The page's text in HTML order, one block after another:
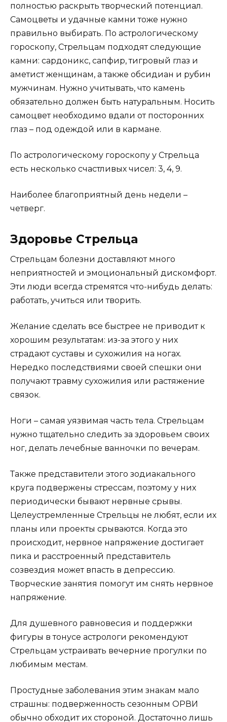
полностью раскрыть творческий потенциал.
Самоцветы и удачные камни тоже нужно
правильно выбирать. По астрологическому
гороскопу, Стрельцам подходят следующие
камни: сардоникс, сапфир, тигровый глаз и
аметист женщинам, а также обсидиан и рубин
мужчинам. Нужно учитывать, что камень
обязательно должен быть натуральным. Носить
самоцвет необходимо вдали от посторонних
глаз – под одеждой или в кармане.
По астрологическому гороскопу у Стрельца
есть несколько счастливых чисел: 3, 4, 9.
Наиболее благоприятный день недели –
четверг.
Здоровье Стрельца
Стрельцам болезни доставляют много
неприятностей и эмоциональный дискомфорт.
Эти люди всегда стремятся что-нибудь делать:
работать, учиться или творить.
Желание сделать все быстрее не приводит к
хорошим результатам: из-за этого у них
страдают суставы и сухожилия на ногах.
Нередко последствиями своей спешки они
получают травму сухожилия или растяжение
связок.
Ноги – самая уязвимая часть тела. Стрельцам
нужно тщательно следить за здоровьем своих
ног, делать лечебные ванночки по вечерам.
Также представители этого зодиакального
круга подвержены стрессам, поэтому у них
периодически бывают нервные срывы.
Целеустремленные Стрельцы не любят, если их
планы или проекты срываются. Когда это
происходит, нервное напряжение достигает
пика и расстроенный представитель
созвездия может впасть в депрессию.
Творческие занятия помогут им снять нервное
напряжение.
Для душевного равновесия и поддержки
фигуры в тонусе астрологи рекомендуют
Стрельцам устраивать вечерние прогулки по
любимым местам.
Простудные заболевания этим знакам мало
страшны: подверженность сезонным ОРВИ
обычно обходит их стороной. Достаточно лишь